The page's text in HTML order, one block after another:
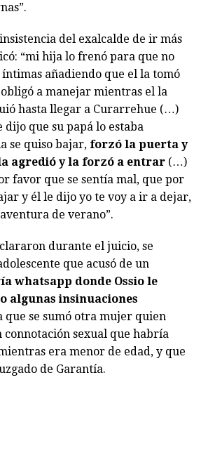
del exalcalde de ir más
“mi hija lo frenó para que no
añadiendo que el la tomó
a manejar mientras el la
hasta llegar a Curarrehue (…)
que su papá lo estaba
se quiso bajar, forzó la puerta y
agredió y la forzó a entrar (…)
favor que se sentía mal, que por
y él le dijo yo te voy a ir a dejar,
de verano”.
durante el juicio, se
que acusó de un
whatsapp donde Ossio le
algunas insinuaciones
que se sumó otra mujer quien
connotación sexual que habría
era menor de edad, y que
de Garantía.